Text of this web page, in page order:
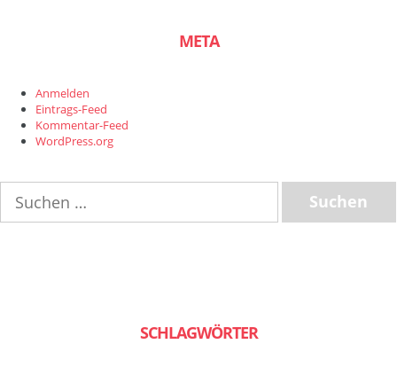
META
Anmelden
Eintrags-Feed
Kommentar-Feed
WordPress.org
nach:
SCHLAGWÖRTER